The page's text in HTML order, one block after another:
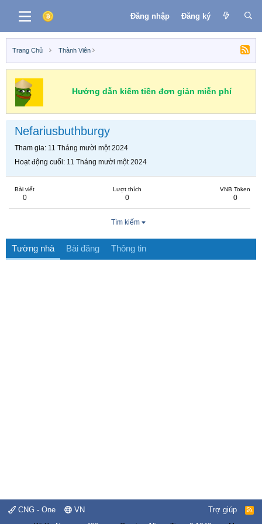
Đăng nhập Đăng ký
Trang Chủ Thành Viên
Hướng dẫn kiếm tiền đơn giản miễn phí
Nefariusbuthburgy
Tham gia 11 Tháng mười một 2024
Hoạt động cuối 11 Tháng mười một 2024
Bài viết
0
Lượt thích
0
VNB Token
0
Tìm kiếm
Tường nhà Bài đăng Thông tin
CNG - One VN Trợ giúp
R